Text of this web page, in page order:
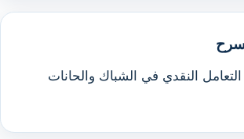
التعامل النقدي في الشباك والحانات